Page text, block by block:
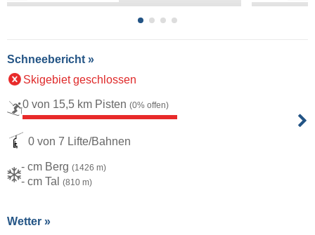
Schneebericht »
Skigebiet geschlossen
0 von 15,5 km Pisten (0% offen)
0 von 7 Lifte/Bahnen
- cm Berg (1426 m)
- cm Tal (810 m)
Wetter »